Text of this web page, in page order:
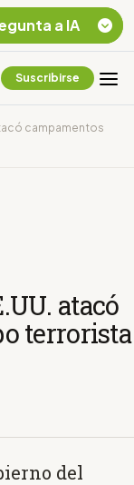
Suscribirse
campamentos
atacó
terrorista
del
a IA
Ecuador